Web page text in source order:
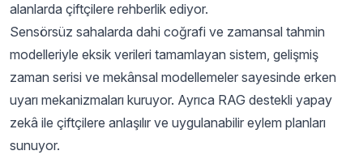
alanlarda çiftçilere rehberlik ediyor.
Sensörsüz sahalarda dahi coğrafi ve zamansal tahmin
modelleriyle eksik verileri tamamlayan sistem, gelişmiş
zaman serisi ve mekânsal modellemeler sayesinde erken
uyarı mekanizmaları kuruyor. Ayrıca RAG destekli yapay
zekâ ile çiftçilere anlaşılır ve uygulanabilir eylem planları
sunuyor.